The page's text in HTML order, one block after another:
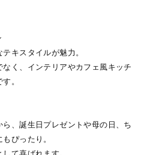
キスタイルが魅力。
く、インテリアやカフェ風キッチ
。
、誕生日プレゼントや母の日、ち
ぴったり。